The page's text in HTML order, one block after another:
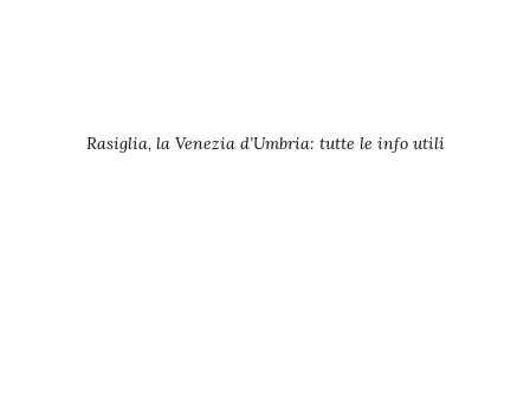
Rasiglia, la Venezia d’Umbria: tutte le info utili